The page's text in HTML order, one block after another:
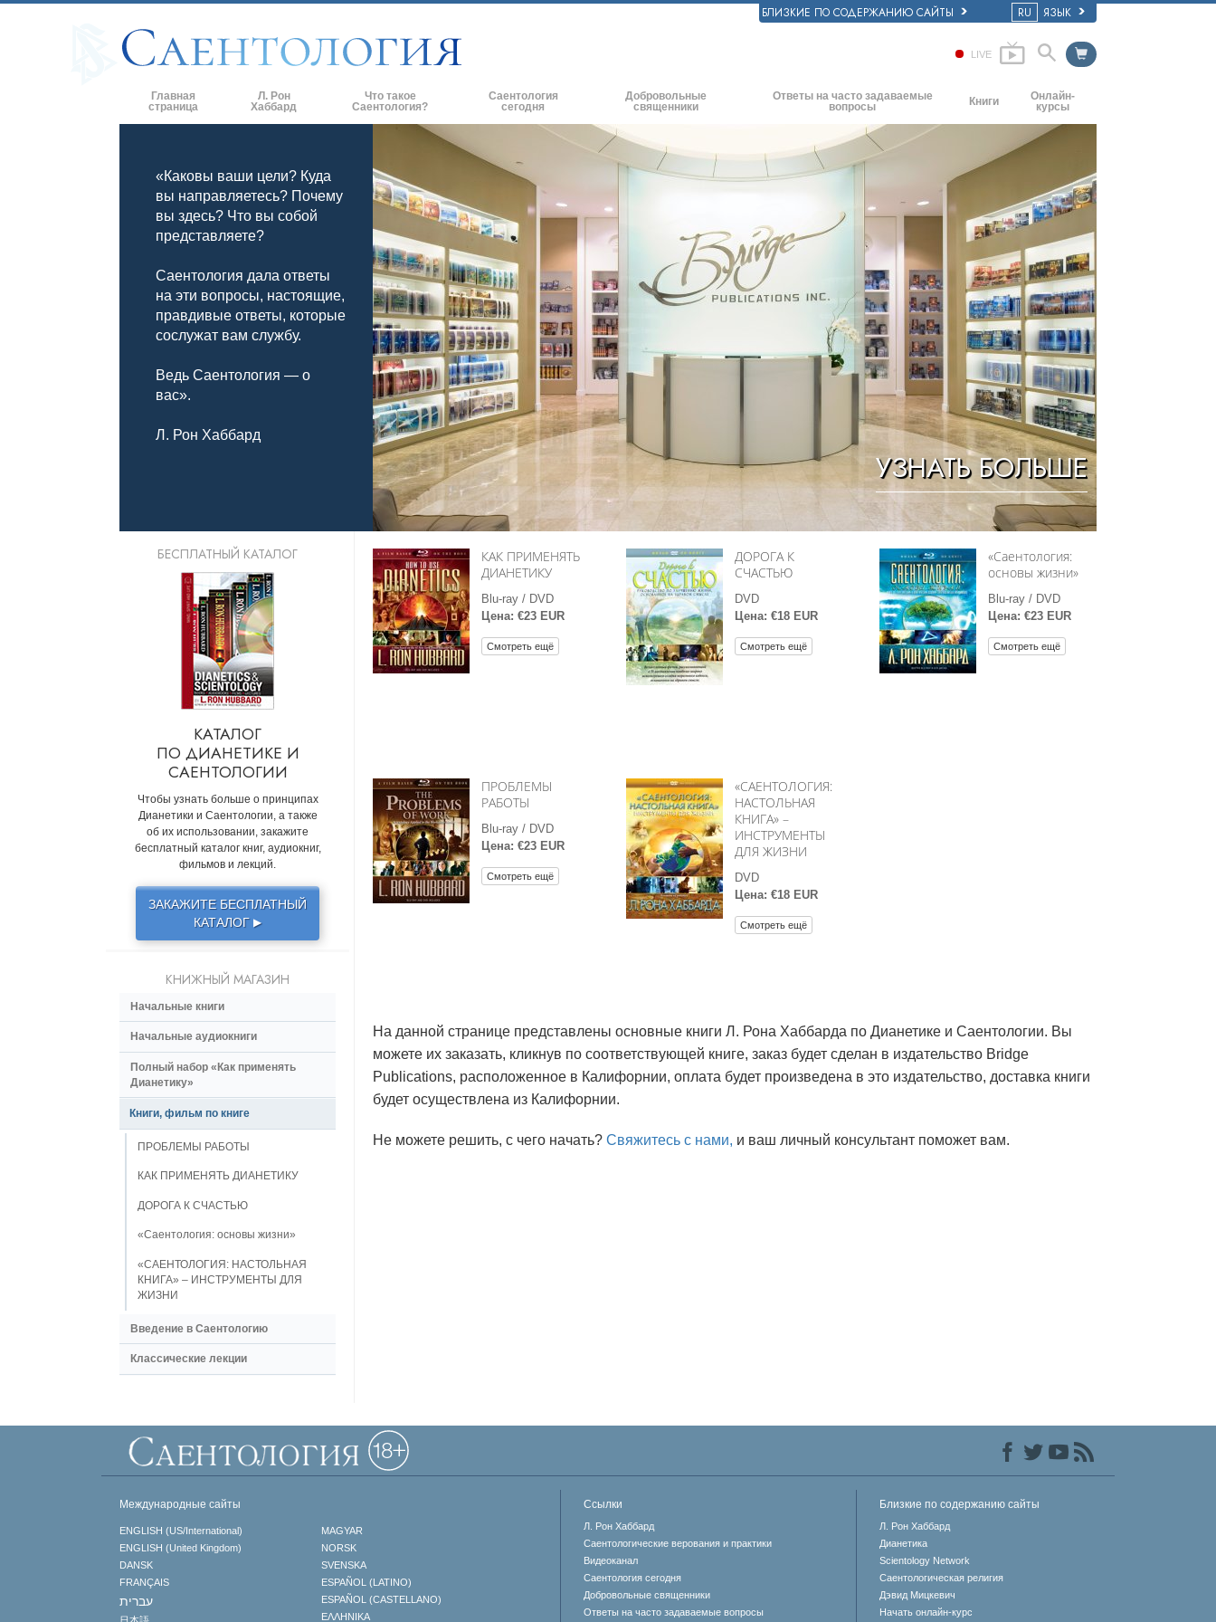
БЛИЗКИЕ ПО СОДЕРЖАНИЮ САЙТЫ RU ЯЗЫК
LIVE
Главная
страница
Л. Рон
Хаббард
Что такое
Саентология?
Верования и практики
Саентологические принципы и
кодексы
Что саентологи говорят о
Саентологии
Познакомьтесь с саентологом
Внутри церкви
Основные принципы Саентологии
Введение в Дианетику
Любовь и ненависть.
Что такое величие?
Саентология
сегодня
Саентологические церкви
Новые саентологические церкви
Продвинутые организации
Наземная база Флага
«Фривиндз»
Распространение Саентологии по
всему миру
Дэвид Мицкевич - Духовный лидер
саентологической религии
Добровольные
священники
Эффективное оказание помощи
Помощь в чрезвычайных ситуациях
По всему миру
Ответы на часто задаваемые
вопросы
Истоки и основные принципы
Внутри церкви
Саентология: её организация
Книги
Начальные книги
Аудиокниги
Вводные лекции
Фильмы
Онлайн-
курсы
Как разрешать конфликты
Динамики существования
Компоненты понимания
Как противостоять опасному
окружению
Помощь при болезнях и травмах
Целостность и честность
Супружество
Шкала эмоциональных тонов
Решение проблемы наркотиков
Дети
Инструменты для использования
в работе
Причина подавления
Расследования
Основы организации
УЗНАТЬ БОЛЬШЕ
«Каковы ваши цели? Куда
вы направляетесь? Почему
вы здесь? Что вы собой
представляете?
Саентология дала ответы
на эти вопросы, настоящие,
правдивые ответы, которые
сослужат вам службу.
Ведь Саентология — о
вас».
Л. Рон Хаббард
КАК ПРИМЕНЯТЬ
ДИАНЕТИКУ
Blu-ray / DVD
Цена: €23 EUR
Смотреть ещё
ДОРОГА К
СЧАСТЬЮ
DVD
Цена: €18 EUR
Смотреть ещё
«Саентология:
основы жизни»
Blu-ray / DVD
Цена: €23 EUR
Смотреть ещё
ПРОБЛЕМЫ
РАБОТЫ
Blu-ray / DVD
Цена: €23 EUR
Смотреть ещё
«САЕНТОЛОГИЯ:
НАСТОЛЬНАЯ
КНИГА» –
ИНСТРУМЕНТЫ
ДЛЯ ЖИЗНИ
DVD
Цена: €18 EUR
Смотреть ещё
На данной странице представлены основные книги Л. Рона Хаббарда по Дианетике и Саентологии. Вы
можете их заказать, кликнув по соответствующей книге, заказ будет сделан в издательство Bridge
Publications, расположенное в Калифорнии, оплата будет произведена в это издательство, доставка книги
будет осуществлена из Калифорнии.
Не можете решить, с чего начать? Свяжитесь с нами, и ваш личный консультант поможет вам.
БЕСПЛАТНЫЙ КАТАЛОГ
КАТАЛОГ
ПО ДИАНЕТИКЕ И
САЕНТОЛОГИИ
Чтобы узнать больше о принципах
Дианетики и Саентологии, а также
об их использовании, закажите
бесплатный каталог книг, аудиокниг,
фильмов и лекций.
ЗАКАЖИТЕ БЕСПЛАТНЫЙ
КАТАЛОГ ▶
КНИЖНЫЙ МАГАЗИН
Начальные книги
Начальные аудиокниги
Полный набор «Как применять
Дианетику»
Книги, фильм по книге
ПРОБЛЕМЫ РАБОТЫ
КАК ПРИМЕНЯТЬ ДИАНЕТИКУ
ДОРОГА К СЧАСТЬЮ
«Саентология: основы жизни»
«САЕНТОЛОГИЯ: НАСТОЛЬНАЯ
КНИГА» – ИНСТРУМЕНТЫ ДЛЯ
ЖИЗНИ
Введение в Саентологию
Классические лекции
Международные сайты
ENGLISH (US/International)
ENGLISH (United Kingdom)
DANSK
FRANÇAIS
עברית
日本語
MAGYAR
NORSK
SVENSKA
ESPAÑOL (LATINO)
ESPAÑOL (CASTELLANO)
ΕΛΛΗΝΙΚA
Ссылки
Л. Рон Хаббард
Саентологические верования и практики
Видеоканал
Саентология сегодня
Добровольные священники
Ответы на часто задаваемые вопросы
Близкие по содержанию сайты
Л. Рон Хаббард
Дианетика
Scientology Network
Саентологическая религия
Дэвид Мицкевич
Начать онлайн-курс